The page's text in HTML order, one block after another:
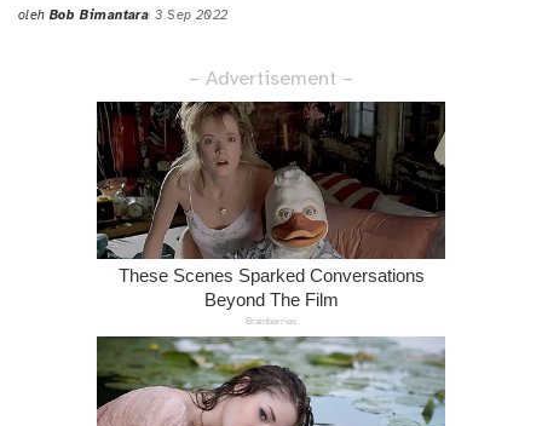
Posted
oleh Bob Bimantara 3 Sep 2022
– Advertisement –